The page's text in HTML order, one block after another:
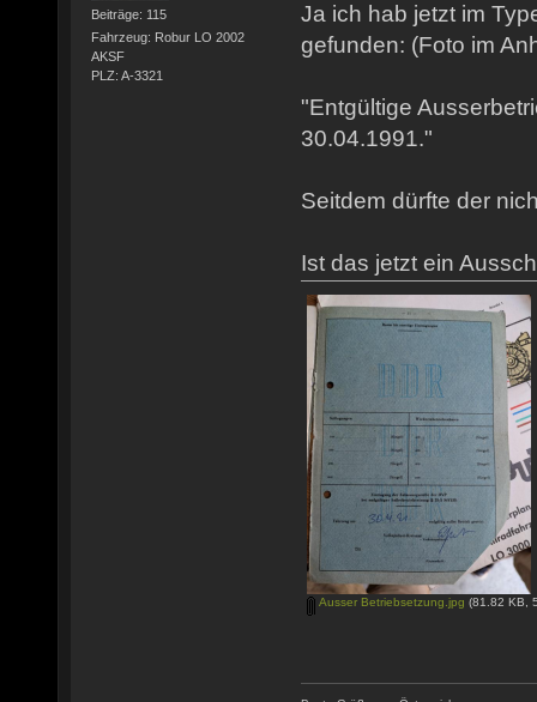
Beiträge: 115
Fahrzeug: Robur LO 2002
AKSF
PLZ: A-3321
Ja ich hab jetzt im
gefunden: (Foto im
"Entgültige
30.04.1991."
Seitdem dürfte der
Ist das jetzt ein
Ausser Betriebsetzung.jpg (81.82 KB,